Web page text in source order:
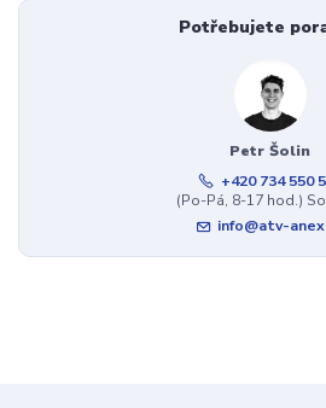
Potřebujete
Petr Šolin
+420 734 550
(Po-Pá, 8-17 hod.)
info@atv-